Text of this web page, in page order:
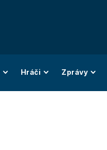
Hráči Zprávy